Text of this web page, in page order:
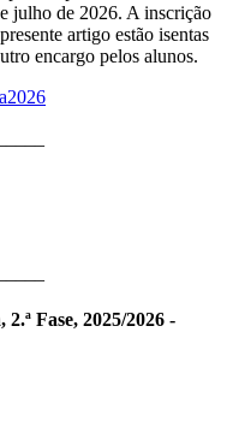
julho de 2026. A inscrição
artigo estão isentas
encargo pelos alunos.
Fase, 2025/2026 -